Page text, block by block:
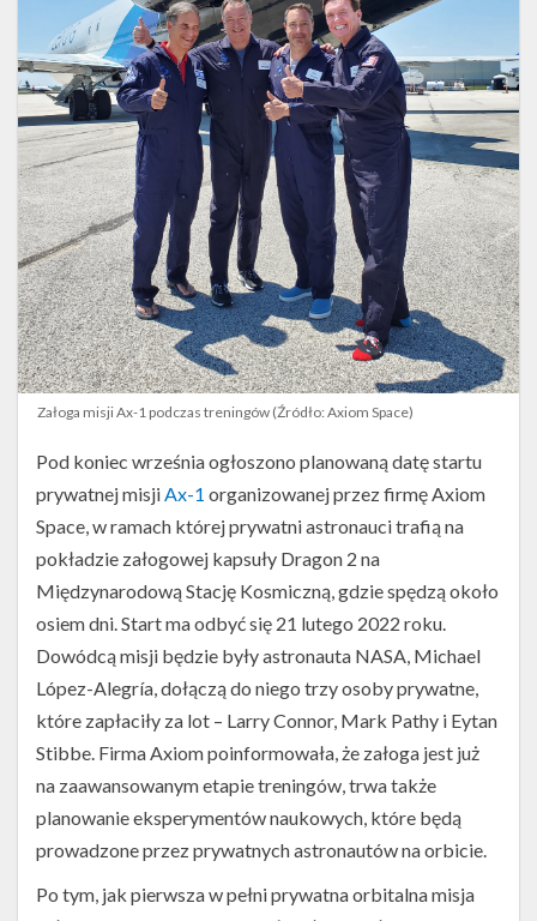
Załoga misji Ax-1 podczas treningów (Źródło: Axiom Space)
Pod koniec września ogłoszono planowaną datę startu
prywatnej misjiAx-1 organizowanej przez firmę Axiom
Space, w ramach której prywatni astronauci trafią na
pokładzie załogowej kapsuły Dragon 2 na
Międzynarodową Stację Kosmiczną, gdzie spędzą około
osiem dni. Start ma odbyć się 21 lutego 2022 roku.
Dowódcą misji będzie były astronauta NASA, Michael
López-Alegría, dołączą do niego trzy osoby prywatne,
które zapłaciły za lot – Larry Connor, Mark Pathy i Eytan
Stibbe. Firma Axiom poinformowała, że załoga jest już
na zaawansowanym etapie treningów, trwa także
planowanie eksperymentów naukowych, które będą
prowadzone przez prywatnych astronautów na orbicie.
Po tym, jak pierwsza w pełni prywatna orbitalna misja